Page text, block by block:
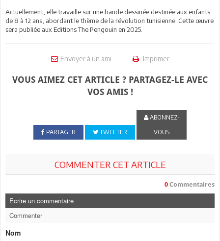
Actuellement, elle travaille sur une bande dessinée destinée aux enfants
de 8 à 12 ans, abordant le thème de la révolution tunisienne. Cette œuvre
sera publiée aux Editions The Pengouin en 2025.
Envoyer à un ami Imprimer
VOUS AIMEZ CET ARTICLE ? PARTAGEZ-LE AVEC
VOS AMIS !
PARTAGER TWEETER
ABONNEZ-
VOUS
COMMENTER CET ARTICLE
0 Commentaires
Ecrire un commentaire
Commenter
Nom